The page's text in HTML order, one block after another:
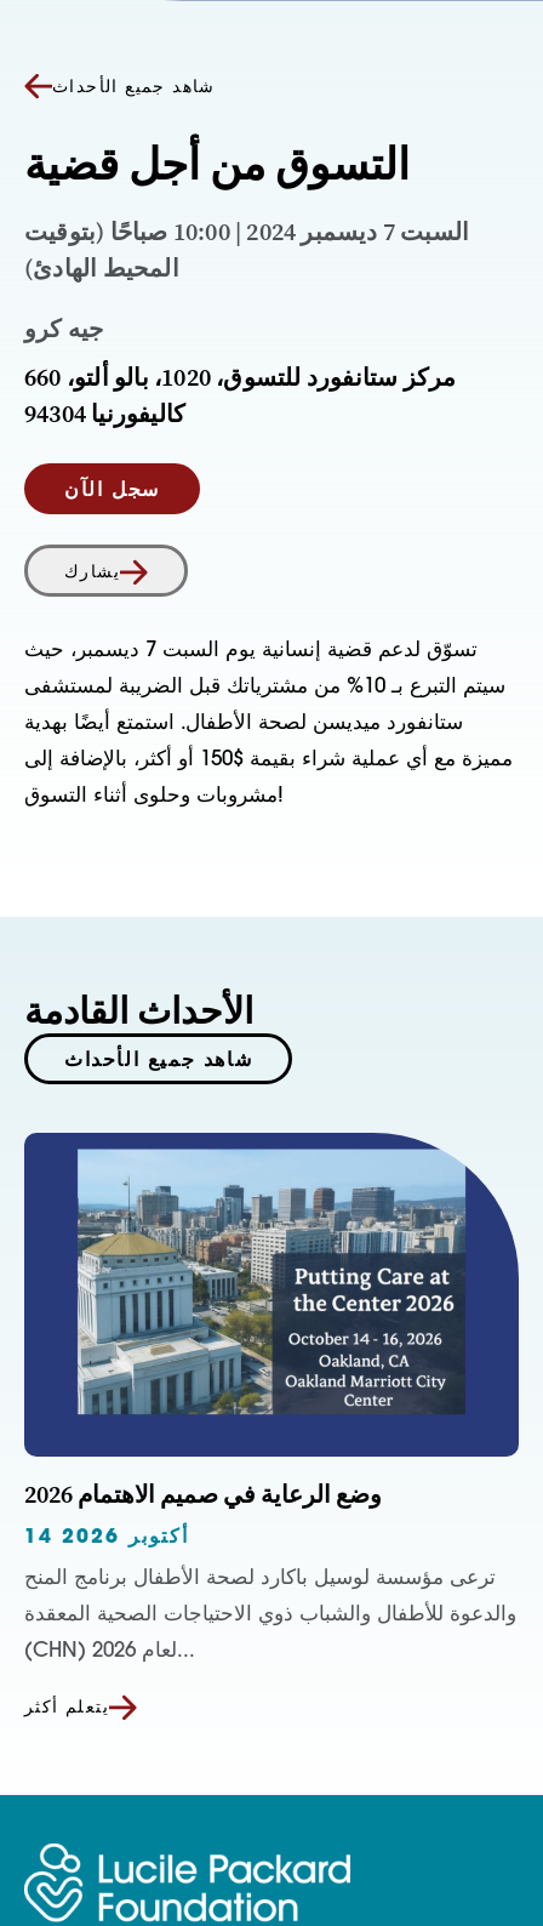
شاهد جميع الأحداث
التسوق من أجل قضية
السبت 7 ديسمبر 2024 | 10:00 صباحًا (بتوقيت
المحيط الهادئ)
جيه كرو
660 مركز ستانفورد للتسوق، 1020، بالو ألتو،
كاليفورنيا 94304
سجل الآن
يشارك
تسوّق لدعم قضية إنسانية يوم السبت 7 ديسمبر، حيث
سيتم التبرع بـ 10% من مشترياتك قبل الضريبة لمستشفى
ستانفورد ميديسن لصحة الأطفال. استمتع أيضًا بهدية
مميزة مع أي عملية شراء بقيمة $150 أو أكثر، بالإضافة إلى
مشروبات وحلوى أثناء التسوق!
الأحداث القادمة
شاهد جميع الأحداث
وضع الرعاية في صميم الاهتمام 2026
14 أكتوبر 2026
ترعى مؤسسة لوسيل باكارد لصحة الأطفال برنامج المنح
والدعوة للأطفال والشباب ذوي الاحتياجات الصحية المعقدة
(CHN) لعام 2026...
يتعلم أكثر